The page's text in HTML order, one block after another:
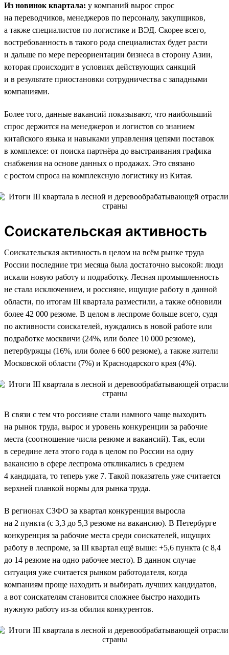
Из новинок квартала: у компаний вырос спрос
на переводчиков, менеджеров по персоналу, закупщиков,
а также специалистов по логистике и ВЭД. Скорее всего,
востребованность в такого рода специалистах будет расти
и дальше по мере переориентации бизнеса в сторону Азии,
которая происходит в условиях действующих санкций
и в результате приостановки сотрудничества с западными
компаниями.
Более того, данные вакансий показывают, что наибольший
спрос держится на менеджеров и логистов со знанием
китайского языка и навыками управления цепями поставок
в комплексе: от поиска партнёра до выстраивания графика
снабжения на основе данных о продажах. Это связано
с ростом спроса на комплексную логистику из Китая.
Соискательская активность
Соискательская активность в целом на всём рынке труда
России последние три месяца была достаточно высокой: люди
искали новую работу и подработку. Лесная промышленность
не стала исключением, и россияне, ищущие работу в данной
области, по итогам III квартала разместили, а также обновили
более 42 000 резюме. В целом в леспроме больше всего, судя
по активности соискателей, нуждались в новой работе или
подработке москвичи (24%, или более 10 000 резюме),
петербуржцы (16%, или более 6 600 резюме), а также жители
Московской области (7%) и Краснодарского края (4%).
В связи с тем что россияне стали намного чаще выходить
на рынок труда, вырос и уровень конкуренции за рабочие
места (соотношение числа резюме и вакансий). Так, если
в середине лета этого года в целом по России на одну
вакансию в сфере леспрома откликались в среднем
4 кандидата, то теперь уже 7. Такой показатель уже считается
верхней планкой нормы для рынка труда.
В регионах СЗФО за квартал конкуренция выросла
на 2 пункта (с 3,3 до 5,3 резюме на вакансию). В Петербурге
конкуренция за рабочие места среди соискателей, ищущих
работу в леспроме, за III квартал ещё выше: +5,6 пункта (с 8,4
до 14 резюме на одно рабочее место). В данном случае
ситуация уже считается рынком работодателя, когда
компаниям проще находить и выбирать лучших кандидатов,
а вот соискателям становится сложнее быстро находить
нужную работу из-за обилия конкурентов.